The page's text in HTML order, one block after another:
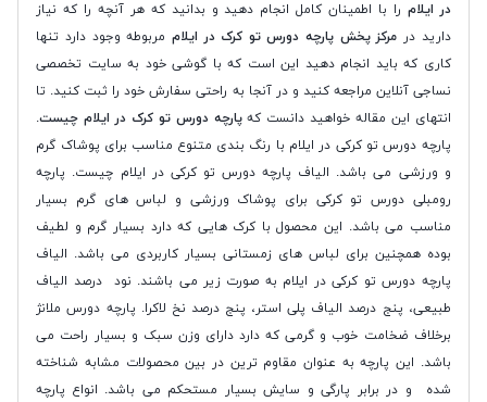
در ایلام را با اطمینان کامل انجام دهید و بدانید که هر آنچه را که نیاز
دارید در مرکز پخش پارچه دورس تو کرک در ایلام مربوطه وجود دارد تنها
کاری که باید انجام دهید این است که با گوشی خود به سایت تخصصی
نساجی آنلاین مراجعه کنید و در آنجا به راحتی سفارش خود را ثبت کنید. تا
انتهای این مقاله خواهید دانست کهپارچه دورس تو کرک در ایلام چیست.
پارچه دورس تو کرکی در ایلام با رنگ بندی متنوع مناسب برای پوشاک گرم
و ورزشی می باشد. الیاف پارچه دورس تو کرکی در ایلام چیست. پارچه
رومبلی دورس تو کرکی برای پوشاک ورزشی و لباس های گرم بسیار
مناسب می باشد. این محصول با کرک هایی که دارد بسیار گرم و لطیف
بوده همچنین برای لباس های زمستانی بسیار کاربردی می باشد. الیاف
پارچه دورس تو کرکی در ایلام به صورت زیر می باشند. نود درصد الیاف
طبیعی، پنج درصد الیاف پلی استر، پنج درصد نخ لاکرا. پارچه دورس ملانژ
برخلاف ضخامت خوب و گرمی که دارد دارای وزن سبک و بسیار راحت می
باشد. این پارچه به عنوان مقاوم ترین در بین محصولات مشابه شناخته
شده و در برابر پارگی و سایش بسیار مستحکم می باشد. انواع پارچه